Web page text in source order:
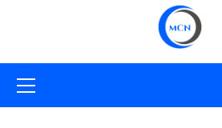
primario